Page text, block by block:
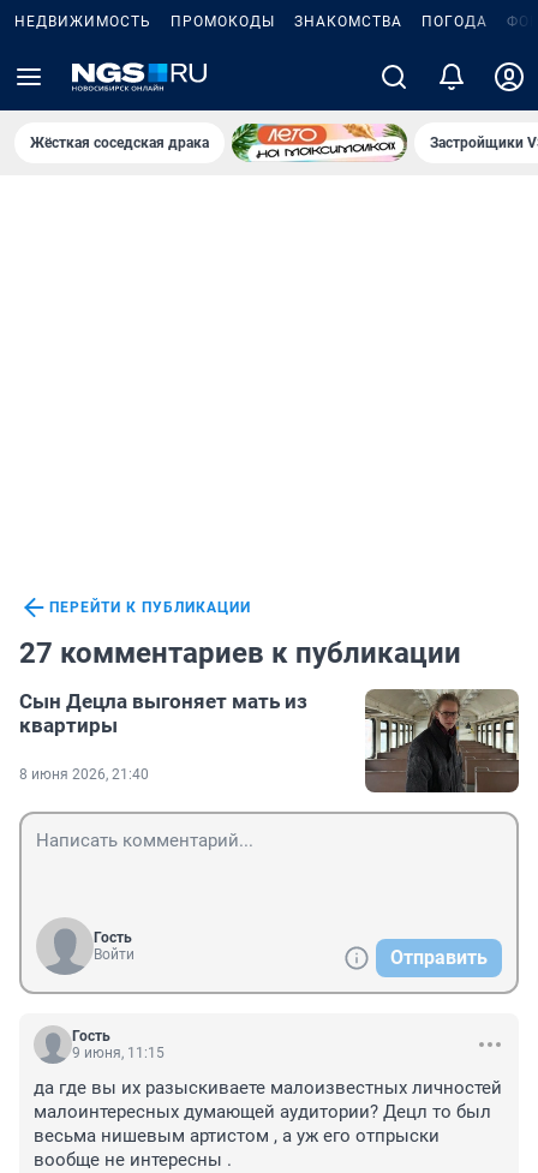
НЕДВИЖИМОСТЬ ПРОМОКОДЫ ЗНАКОМСТВА ПОГОДА
Жёсткая соседская драка Застройщики
ПЕРЕЙТИ К ПУБЛИКАЦИИ
27 комментариев к публикации
Сын Децла выгоняет мать из
квартиры
8 июня 2026, 21:40
Гость
Войти
Отправить
Гость
9 июня, 11:15
да где вы их разыскиваете малоизвестных личностей
малоинтересных думающей аудитории? Децл то был
весьма нишевым артистом , а уж его отпрыски
вообще не интересны .